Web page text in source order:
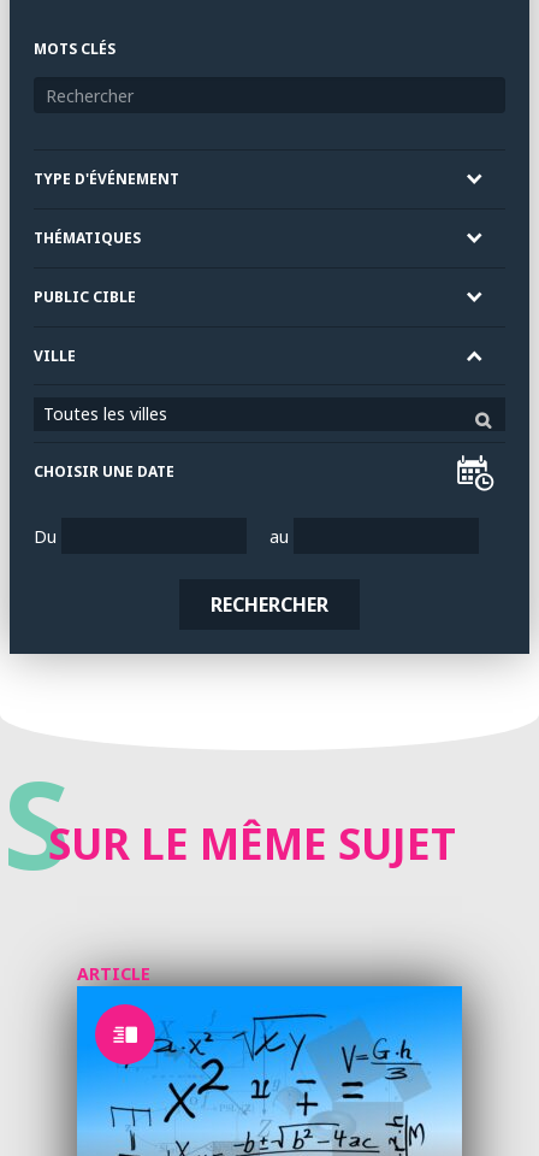
MOTS CLÉS
TYPE D'ÉVÉNEMENT
THÉMATIQUES
PUBLIC CIBLE
VILLE
Toutes les villes
CHOISIR UNE DATE
Du au
RECHERCHER
SSUR LE MÊME SUJET
ARTICLE